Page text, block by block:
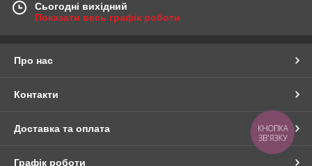
Сьогодні вихідний
Показати весь графік роботи
Про нас
Контакти
Доставка та оплата
Графік роботи
КНОПКА
ЗВ'ЯЗКУ